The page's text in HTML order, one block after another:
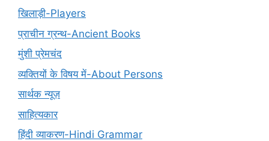
खिलाड़ी-Players
प्राचीन ग्रन्थ-Ancient Books
मुंशी प्रेमचंद
व्यक्तियों के विषय में-About Persons
सार्थक न्यूज़
साहित्यकार
हिंदी व्याकरण-Hindi Grammar